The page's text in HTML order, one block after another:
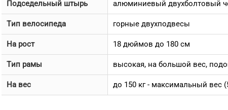
Подседельный штырь алюминиевый двухболтовый
Тип велосипеда горные двухподвесы
На рост 18 дюймов до 180 см
Тип рамы высокая, на большой вес,
На вес до 150 кг - максимальный вес